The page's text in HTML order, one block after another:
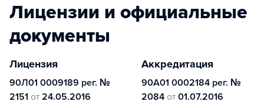
Лицензии и официальные
документы
Лицензия
90Л01 0009189 рег. №
2151 от 24.05.2016
Аккредитация
90А01 0002184 рег. №
2084 от 01.07.2016